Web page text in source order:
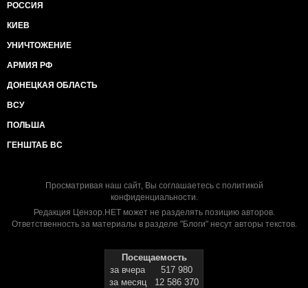
РОССИЯ
КИЕВ
УНИЧТОЖЕНИЕ
АРМИЯ РФ
ДОНЕЦКАЯ ОБЛАСТЬ
ВСУ
ПОЛЬША
ГЕНШТАБ ВС
Просматривая наш сайт, Вы соглашаетесь с политикой
конфиденциальности.
Редакция Цензор.НЕТ может не разделять позицию авторов.
Ответственность за материалы в разделе "Блоги" несут авторы текстов.
Посещаемость
за вчера
517 980
за месяц
12 586 370